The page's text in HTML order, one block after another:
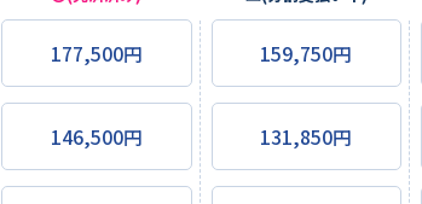
177,500円 159,750円
146,500円 131,850円